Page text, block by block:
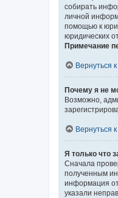
собирать
личной
помощью к
юридических
Примечание
Вернуться
Почему я не
Возможно,
Вернуться
Я только что
Сначала
полученным
информация
указали